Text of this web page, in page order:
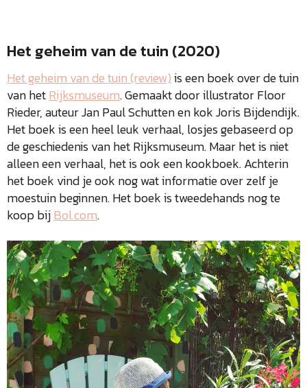
Het geheim van de tuin (2020)
Het geheim van de tuin (review)is een boek over de tuin
van hetRijksmuseum. Gemaakt door illustrator Floor
Rieder, auteur Jan Paul Schutten en kok Joris Bijdendijk.
Het boek is een heel leuk verhaal, losjes gebaseerd op
de geschiedenis van het Rijksmuseum. Maar het is niet
alleen een verhaal, het is ook een kookboek. Achterin
het boek vind je ook nog wat informatie over zelf je
moestuin beginnen. Het boek is tweedehands nog te
koop bijBol.com.